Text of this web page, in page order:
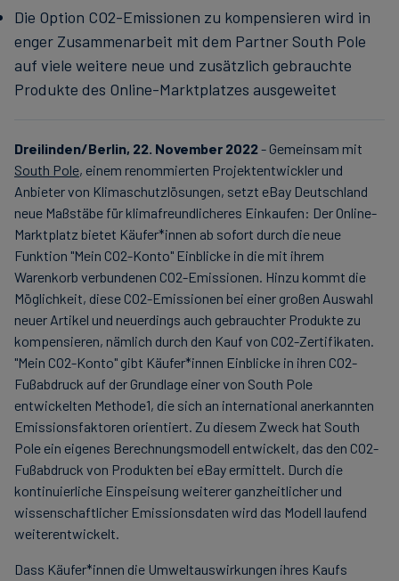
Die Option CO2-Emissionen zu kompensieren wird in
enger Zusammenarbeit mit dem Partner South Pole
auf viele weitere neue und zusätzlich gebrauchte
Produkte des Online-Marktplatzes ausgeweitet
Dreilinden/Berlin, 22. November 2022- Gemeinsam mit
South Pole, einem renommierten Projektentwickler und
Anbieter von Klimaschutzlösungen, setzt eBay Deutschland
neue Maßstäbe für klimafreundlicheres Einkaufen: Der Online-
Marktplatz bietet Käufer*innen ab sofort durch die neue
Funktion "Mein CO2-Konto" Einblicke in die mit ihrem
Warenkorb verbundenen CO2-Emissionen. Hinzu kommt die
Möglichkeit, diese CO2-Emissionen bei einer großen Auswahl
neuer Artikel und neuerdings auch gebrauchter Produkte zu
kompensieren, nämlich durch den Kauf von CO2-Zertifikaten.
"Mein CO2-Konto" gibt Käufer*innen Einblicke in ihren CO2-
Fußabdruck auf der Grundlage einer von South Pole
entwickelten Methode1, die sich an international anerkannten
Emissionsfaktoren orientiert. Zu diesem Zweck hat South
Pole ein eigenes Berechnungsmodell entwickelt, das den CO2-
Fußabdruck von Produkten bei eBay ermittelt. Durch die
kontinuierliche Einspeisung weiterer ganzheitlicher und
wissenschaftlicher Emissionsdaten wird das Modell laufend
weiterentwickelt.
Dass Käufer*innen die Umweltauswirkungen ihres Kaufs